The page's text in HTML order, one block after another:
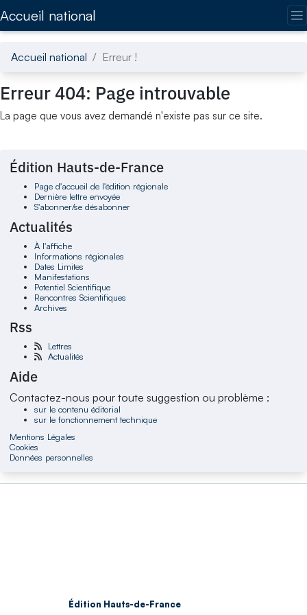
Accueil national
Accueil national Erreur !
Erreur 404: Page introuvable
La page que vous avez demandé n'existe pas sur ce site.
Édition Hauts-de-France
Page d'accueil de l'édition régionale
Dernière lettre envoyée
S'abonner/se désabonner
Actualités
À l'affiche
Informations régionales
Dates Limites
Manifestations
Potentiel Scientifique
Rencontres Scientifiques
Archives
Rss
Lettres
Actualités
Aide
Contactez-nous pour toute suggestion ou problème :
sur le contenu éditorial
sur le fonctionnement technique
Mentions Légales
Cookies
Données personnelles
Édition Hauts-de-France